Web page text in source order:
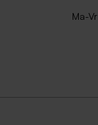
Ma-